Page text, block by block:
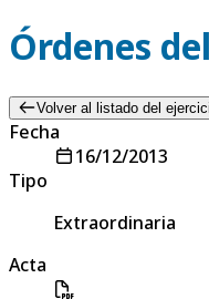
Órdenes
Volver al listado del
Fecha
16/12/2013
Tipo
Extraordinaria
Acta